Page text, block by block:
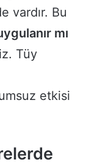
vardır. Bu
mı
Tüy
etkisi